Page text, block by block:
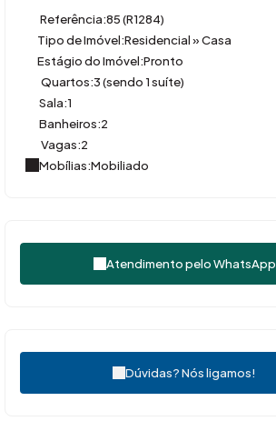
Referência:85(R1284)
Tipo de Imóvel:Residencial»Casa
Estágio do Imóvel:Pronto
Quartos:3 (sendo 1 suíte)
Sala:1
Banheiros:2
Vagas:2
Mobílias:Mobiliado
Atendimento peloWhatsApp
Dúvidas? Nós ligamos!